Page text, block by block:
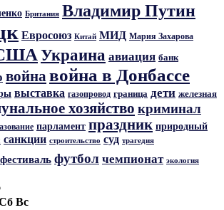
Британия Владимир Путин
Евросоюз Китай МИД Мария Захарова
Украина авиация банк
война война в Донбассе
выставка газопровод граница дети железная
хозяйство криминал
парламент праздник природный
санкции строительство суд трагедия
фестиваль футбол чемпионат экология
Вс